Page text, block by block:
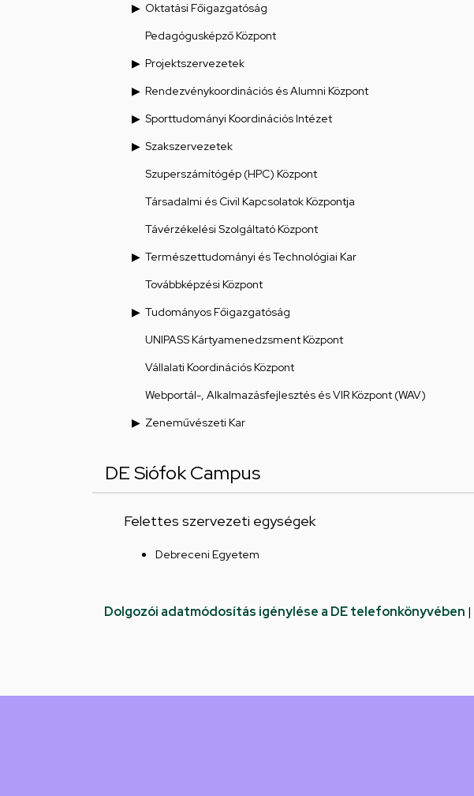
Oktatási Főigazgatóság
Pedagógusképző Központ
Projektszervezetek
Rendezvénykoordinációs és Alumni Központ
Sporttudományi Koordinációs Intézet
Szakszervezetek
Szuperszámítógép (HPC) Központ
Társadalmi és Civil Kapcsolatok Központja
Távérzékelési Szolgáltató Központ
Természettudományi és Technológiai Kar
Továbbképzési Központ
Tudományos Főigazgatóság
UNIPASS Kártyamenedzsment Központ
Vállalati Koordinációs Központ
Webportál-, Alkalmazásfejlesztés és VIR Központ (WAV)
Zeneművészeti Kar
DE Siófok Campus
Felettes szervezeti egységek
Debreceni Egyetem
Dolgozói adatmódosítás igénylése a DE telefonkönyvében |